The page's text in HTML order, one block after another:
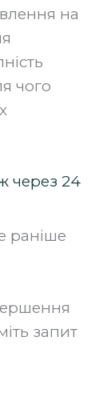
на
чого
через 24
раніше
запит